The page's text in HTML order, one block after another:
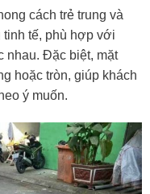
cách trẻ trung và
tế, phù hợp với
nhau. Đặc biệt, mặt
hoặc tròn, giúp khách
ý muốn.